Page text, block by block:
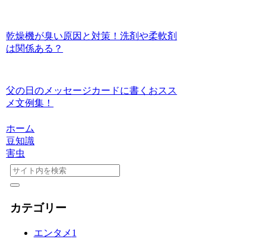
乾燥機が臭い原因と対策！洗剤や柔軟剤
は関係ある？
父の日のメッセージカードに書くおスス
メ文例集！
ホーム
豆知識
害虫
カテゴリー
エンタメ 1